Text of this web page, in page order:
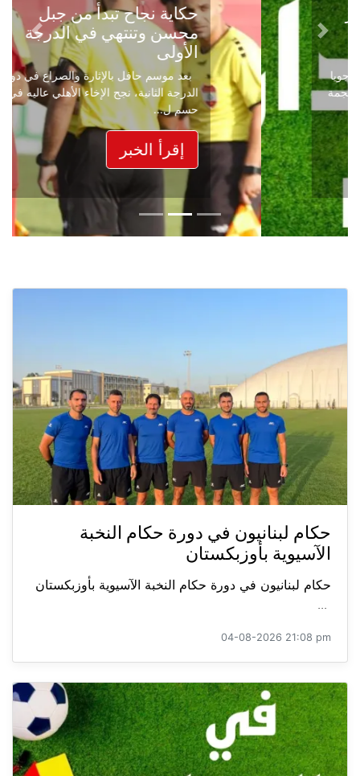
حكاية نجاح تبدأ من جبل
محسن وتنتهي في الدرجة
الأولى
بعد موسم حافل بالإثارة والصراع في دوري
الدرجة الثانية، نجح الإخاء الأهلي عاليه في
حسم ل...
إقرأ الخبر
Previous
Next
حكام لبنانيون في دورة حكام النخبة
الآسيوية بأوزبكستان
حكام لبنانيون في دورة حكام النخبة الآسيوية بأوزبكستان
...
04-08-2026 21:08 pm